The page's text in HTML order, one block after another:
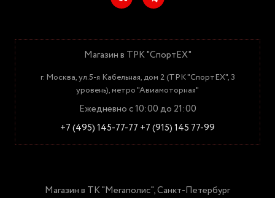
Магазин в ТРК "СпортЕХ"
г. Москва, ул.5-я Кабельная, дом 2 (ТРК "СпортЕХ", 3
уровень), метро "Авиамоторная"
Ежедневно с 10:00 до 21:00
+7 (495) 145-77-77 +7 (915) 145 77-99
Магазин в ТК "Мегаполис", Санкт-Петербург